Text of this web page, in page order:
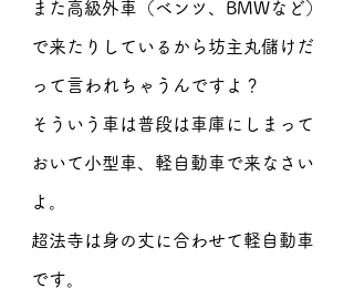
また高級外車（ベンツ、BMWなど）
で来たりしているから坊主丸儲けだ
って言われちゃうんですよ？
そういう車は普段は車庫にしまって
おいて小型車、軽自動車で来なさい
よ。
超法寺は身の丈に合わせて軽自動車
です。